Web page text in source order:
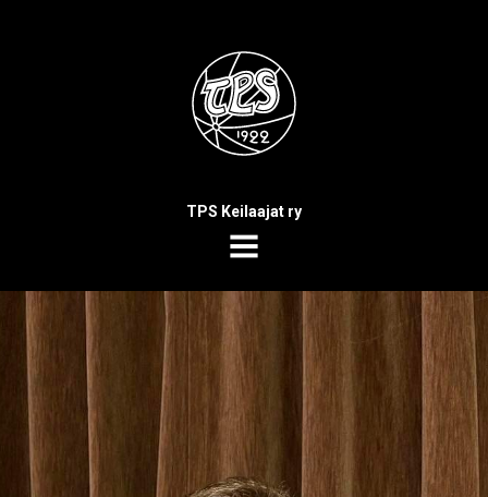
TPS Keilaajat ry
MENU